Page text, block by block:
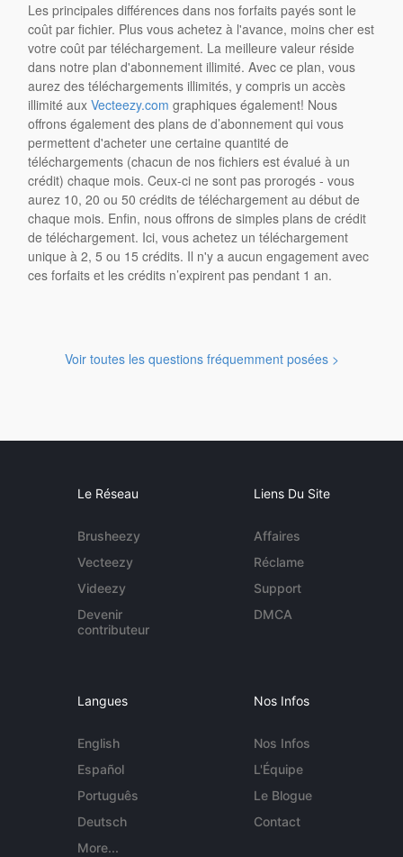
Les principales différences dans nos forfaits payés sont le
coût par fichier. Plus vous achetez à l'avance, moins cher est
votre coût par téléchargement. La meilleure valeur réside
dans notre plan d'abonnement illimité. Avec ce plan, vous
aurez des téléchargements illimités, y compris un accès
illimité auxVecteezy.com graphiques également! Nous
offrons également des plans de d’abonnement qui vous
permettent d'acheter une certaine quantité de
téléchargements (chacun de nos fichiers est évalué à un
crédit) chaque mois. Ceux-ci ne sont pas prorogés - vous
aurez 10, 20 ou 50 crédits de téléchargement au début de
chaque mois. Enfin, nous offrons de simples plans de crédit
de téléchargement. Ici, vous achetez un téléchargement
unique à 2, 5 ou 15 crédits. Il n'y a aucun engagement avec
ces forfaits et les crédits n’expirent pas pendant 1 an.
Voir toutes les questions fréquemment posées >
Le Réseau
Brusheezy
Vecteezy
Videezy
Devenir
contributeur
Liens Du Site
Affaires
Réclame
Support
DMCA
Langues
English
Español
Português
Deutsch
More...
Nos Infos
Nos Infos
L'Équipe
Le Blogue
Contact